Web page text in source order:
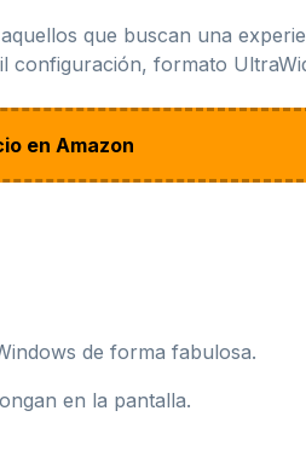
que buscan una
configuración, formato
en Amazon
de forma fabulosa.
en la pantalla.